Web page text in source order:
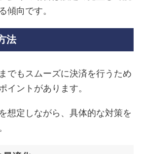
傾向です。
法
でもスムーズに決済を行うため
イントがあります。
想定しながら、具体的な対策を